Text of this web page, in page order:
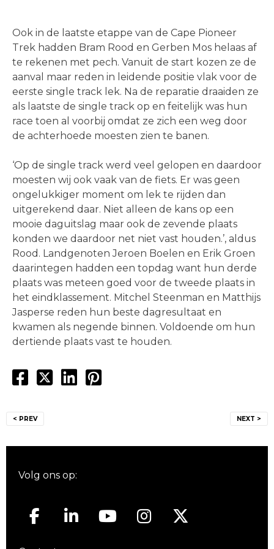
Ook in de laatste etappe van de Cape Pioneer
Trek hadden Bram Rood en Gerben Mos helaas af
te rekenen met pech. Vanuit de start kozen ze de
aanval maar reden in leidende positie vlak voor de
eerste single track lek. Na de reparatie draaiden ze
als laatste de single track op en feitelijk was hun
race toen al voorbij omdat ze zich een weg door
de achterhoede moesten zien te banen.
‘Op de single track werd veel gelopen en daardoor
moesten wij ook vaak van de fiets. Er was geen
ongelukkiger moment om lek te rijden dan
uitgerekend daar. Niet alleen de kans op een
mooie daguitslag maar ook de zevende plaats
konden we daardoor net niet vast houden.’, aldus
Rood. Landgenoten Jeroen Boelen en Erik Groen
daarintegen hadden een topdag want hun derde
plaats was meteen goed voor de tweede plaats in
het eindklassement. Mitchel Steenman en Matthijs
Jasperse reden hun beste dagresultaat en
kwamen als negende binnen. Voldoende om hun
dertiende plaats vast te houden.
navigatie
< PREV NEXT >
Volg ons op: